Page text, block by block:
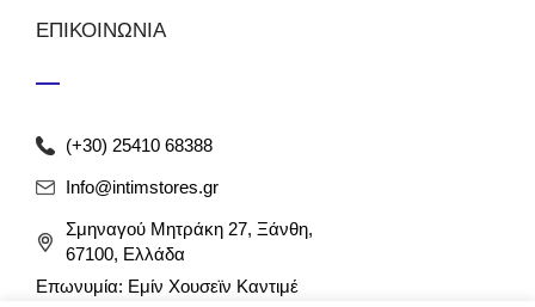
ΕΠΙΚΟΙΝΩΝΙΑ
(+30) 25410 68388
Info@intimstores.gr
Σμηναγού Μητράκη 27, Ξάνθη,
67100, Ελλάδα
Επωνυμία: Εμίν Χουσεϊν Καντιμέ